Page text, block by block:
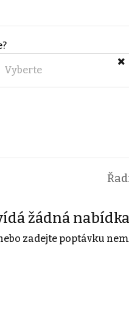
Vyberte
žádná nabídka
zadejte poptávku